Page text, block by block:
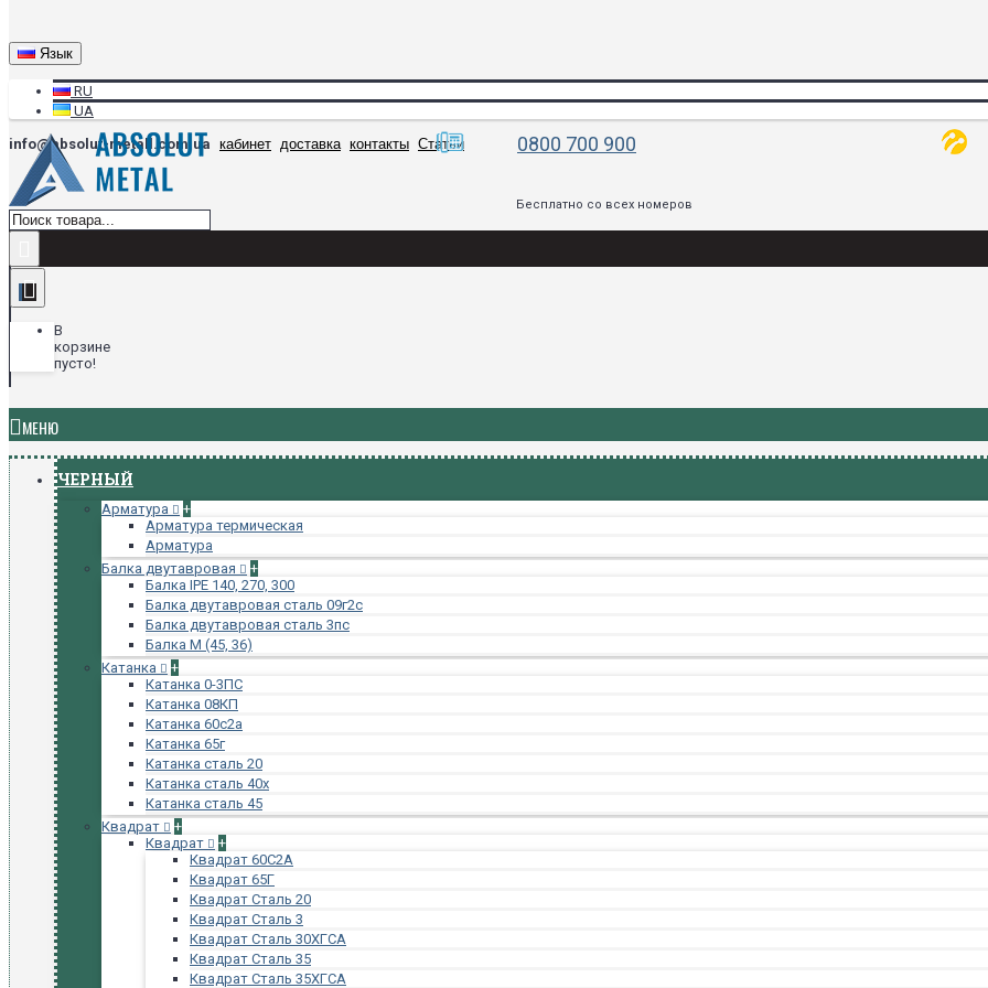
Язык
RU
UA
info@absolut-metall.com.ua кабинет доставка контакты Статьи 0800 700 900
Бесплатно со всех номеров
В
корзине
пусто!
МЕНЮ
ЧЕРНЫЙ
Арматура
+
Арматура термическая
Арматура
Балка двутавровая
+
Балка IPE 140, 270, 300
Балка двутавровая сталь 09г2с
Балка двутавровая сталь 3пс
Балка М (45, 36)
Катанка
+
Катанка 0-3ПС
Катанка 08КП
Катанка 60с2а
Катанка 65г
Катанка сталь 20
Катанка сталь 40х
Катанка сталь 45
Квадрат
+
Квадрат
+
Квадрат 60С2А
Квадрат 65Г
Квадрат Сталь 20
Квадрат Сталь 3
Квадрат Сталь 30ХГСА
Квадрат Сталь 35
Квадрат Сталь 35ХГСА